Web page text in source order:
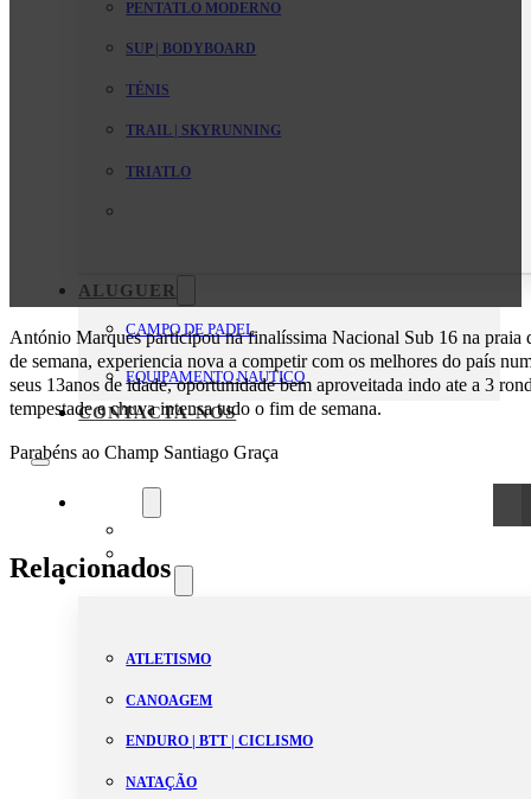
PENTATLO MODERNO
SUP | BODYBOARD
TÉNIS
TRAIL | SKYRUNNING
TRIATLO
ALUGUER
CAMPO DE PADEL
EQUIPAMENTO NAUTICO
CONTACTA-NOS
Estatutos
Modalidades
ATLETISMO
CANOAGEM
ENDURO | BTT | CICLISMO
NATAÇÃO
António Marques participou na finalíssima Nacional Sub 16 na praia
de semana, experiencia nova a competir com os melhores do país
seus 13anos de idade, oportunidade bem aproveitada indo ate a 3
tempestade e chuva intensa tudo o fim de semana.
Parabéns ao Champ Santiago Graça
Relacionados